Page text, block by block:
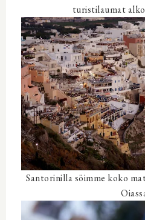
turistilaumat
Santorinilla söimme koko